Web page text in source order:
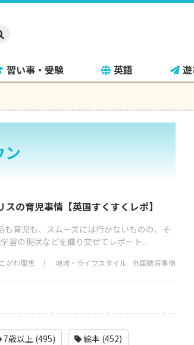
習い事・受験 英語
ン
の育児事情【英国すくすくレポ】
育児も、スムーズには行かないものの、そ
習の現状などを織り交ぜてレポート...
がわ理恵 地域・ライフスタイル 外国教育事情
7歳以上 (495) 絵本 (452)